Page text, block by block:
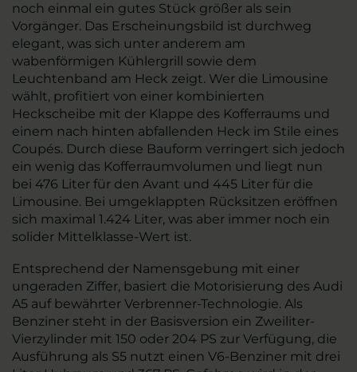
noch einmal ein gutes Stück größer als sein
Vorgänger. Das Erscheinungsbild ist durchweg
elegant, was sich unter anderem am
wabenförmigen Kühlergrill sowie dem
Leuchtenband am Heck zeigt. Wer die Limousine
wählt, profitiert von einer kombinierten
Heckscheibe mit der Klappe des Kofferraums und
einem nach hinten abfallenden Heck im Stile eines
Coupés. Durch diese Bauform verringert sich jedoch
ein wenig das Kofferraumvolumen und liegt nun
bei 476 Liter für den Avant und 445 Liter für die
Limousine. Bei umgeklappten Rücksitzen eröffnen
sich maximal 1.424 Liter, was aber immer noch ein
solider Mittelklasse-Wert ist.
Entsprechend der Namensgebung mit einer
ungeraden Ziffer, basiert die Motorisierung des Audi
A5 auf bewährter Verbrenner-Technologie. Als
Benziner steht in der Basisversion ein Zweiliter-
Vierzylinder mit 150 oder 204 PS zur Verfügung, die
Ausführung als S5 nutzt einen V6-Benziner mit drei